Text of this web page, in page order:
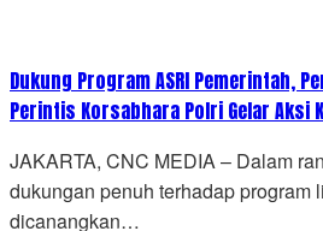
Dukung Program ASRI Pemerintah,
Perintis Korsabhara Polri Gelar Aksi
JAKARTA, CNC MEDIA – Dalam
dukungan penuh terhadap program
dicanangkan…